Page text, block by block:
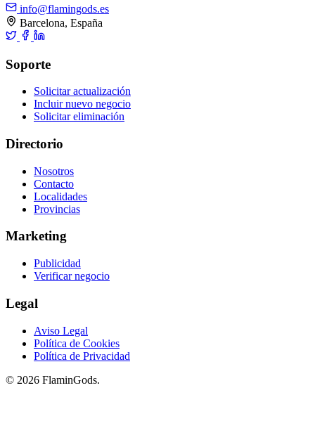
info@flamingods.es
Barcelona, España
Soporte
Solicitar actualización
Incluir nuevo negocio
Solicitar eliminación
Directorio
Nosotros
Contacto
Localidades
Provincias
Marketing
Publicidad
Verificar negocio
Legal
Aviso Legal
Política de Cookies
Política de Privacidad
© 2026 FlaminGods.